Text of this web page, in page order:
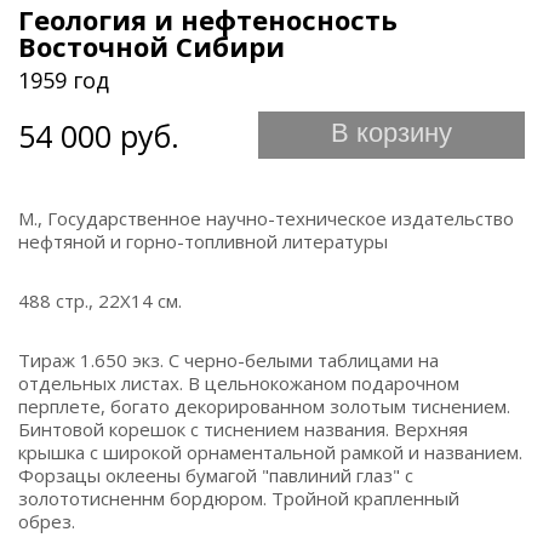
Геология и нефтеносность
Восточной Сибири
1959 год
54 000 руб. В корзину
М., Государственное научно-техническое издательство
нефтяной и горно-топливной литературы
488 стр., 22Х14 см.
Тираж 1.650 экз. С черно-белыми таблицами на
отдельных листах. В цельнокожаном подарочном
перплете, богато декорированном золотым тиснением.
Бинтовой корешок с тиснением названия. Верхняя
крышка с широкой орнаментальной рамкой и названием.
Форзацы оклеены бумагой "павлиний глаз" с
золототисненнм бордюром. Тройной крапленный
обрез.